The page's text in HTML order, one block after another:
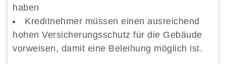
haben
Kreditnehmer müssen einen ausreichend
hohen Versicherungsschutz für die Gebäude
vorweisen, damit eine Beleihung möglich ist.